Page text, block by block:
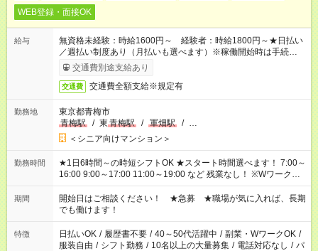
WEB登録・面接OK
給与
無資格未経験：時給1600円～ 経験者：時給1800円～★日払い
／週払い制度あり（月払いも選べます）※稼働開始時は手続き完
了次第のお支払いとなります。
交通費別途支給あり
交通費 交通費全額支給※規定有
勤務地
東京都青梅市
青梅駅
/ 東 青梅駅 / 軍畑駅 / …
＜シニア向けマンション＞
勤務時間
★1日6時間～の時短シフトOK ★スタート時間選べます！ 7:00～
16:00 9:00～17:00 11:00～19:00 など 残業なし！ ※Wワークの
場合、他のお仕事と合わせ週40時間超の就業はご案内できませ
ん ※法令に基づき、週20時間以上勤務は社会保険への加入対象
となります ※労働者派遣法（日雇い派遣の原則禁止）により、
短時間・短期間の就業はご案内が難しい場合があります
期間
開始日はご相談ください！ ★急募 ★職場が気に入れば、長期
でも働けます！
特徴 日払いOK / 履歴書不要 / 40～50代活躍中 / 副業・WワークOK /
服装自由 / シフト勤務 / 10名以上の大量募集 / 電話対応なし / パ